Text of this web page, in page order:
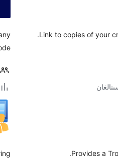
Link to copies of your
Provides a